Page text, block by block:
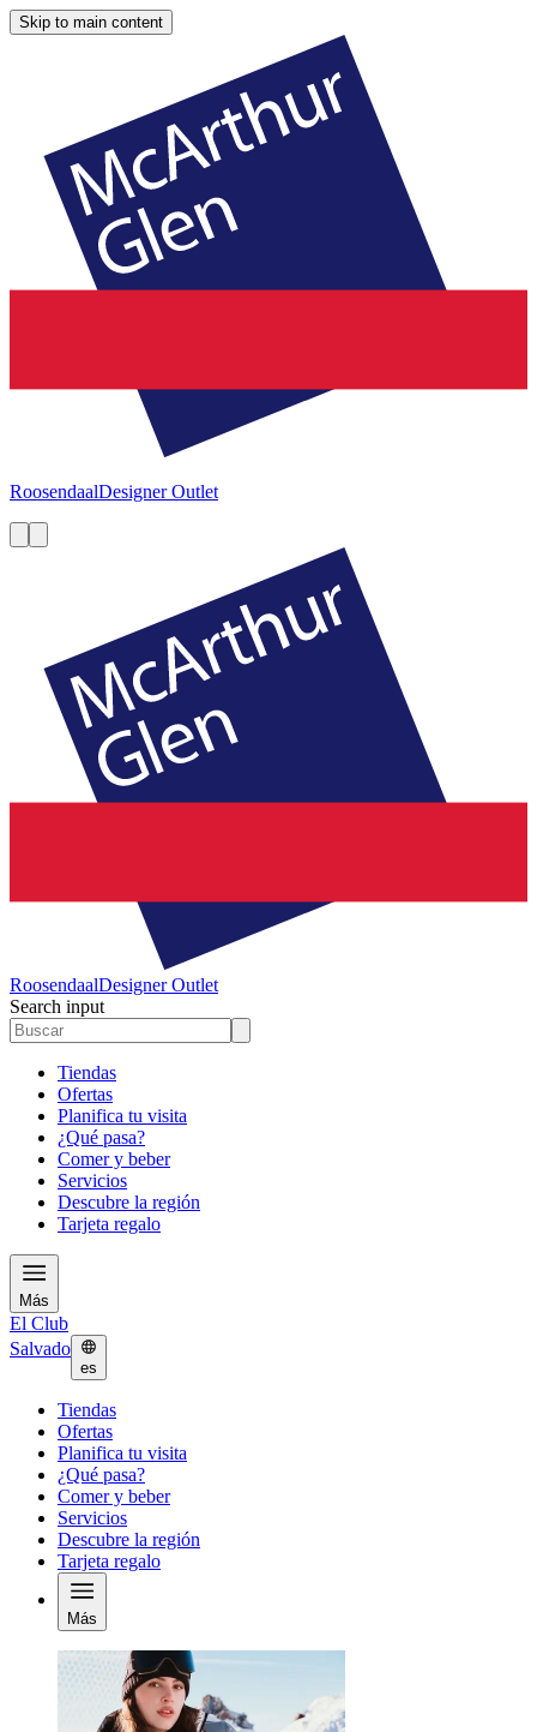
Skip to main content
RoosendaalDesigner Outlet
RoosendaalDesigner Outlet
Search input
Tiendas
Ofertas
Planifica tu visita
¿Qué pasa?
Comer y beber
Servicios
Descubre la región
Tarjeta regalo
Más
El Club
Salvado
es
Tiendas
Ofertas
Planifica tu visita
¿Qué pasa?
Comer y beber
Servicios
Descubre la región
Tarjeta regalo
Más